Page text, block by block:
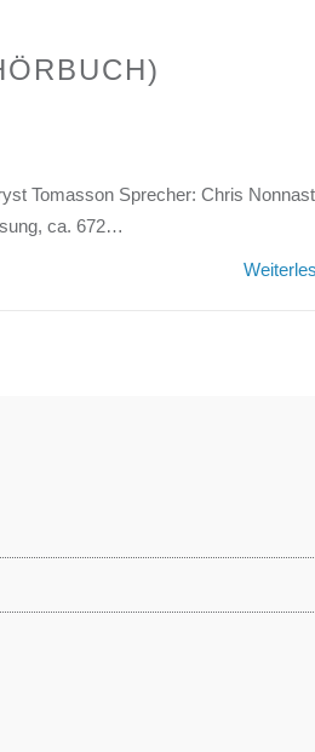
Tomasson Sprecher: Chris
ca. 672…